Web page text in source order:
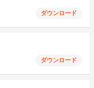
ダウンロード
ダウンロード